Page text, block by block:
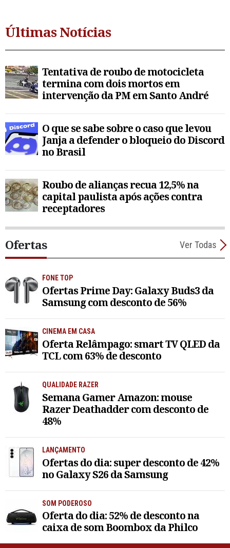
Últimas Notícias
Tentativa de roubo de motocicleta
termina com dois mortos em
intervenção da PM em Santo André
O que se sabe sobre o caso que levou
Janja a defender o bloqueio do Discord
no Brasil
Roubo de alianças recua 12,5% na
capital paulista após ações contra
receptadores
Ofertas Ver Todas
FONE TOP
Ofertas Prime Day: Galaxy Buds3 da
Samsung com desconto de 56%
CINEMA EM CASA
Oferta Relâmpago: smart TV QLED da
TCL com 63% de desconto
QUALIDADE RAZER
Semana Gamer Amazon: mouse
Razer Deathadder com desconto de
48%
LANÇAMENTO
Ofertas do dia: super desconto de 42%
no Galaxy S26 da Samsung
SOM PODEROSO
Oferta do dia: 52% de desconto na
caixa de som Boombox da Philco